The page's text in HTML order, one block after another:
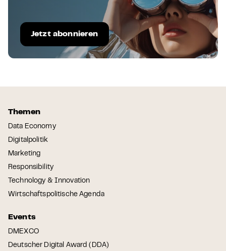
Jetzt abonnieren
Themen
Data Economy
Digitalpolitik
Marketing
Responsibility
Technology & Innovation
Wirtschaftspolitische Agenda
Events
DMEXCO
Deutscher Digital Award (DDA)